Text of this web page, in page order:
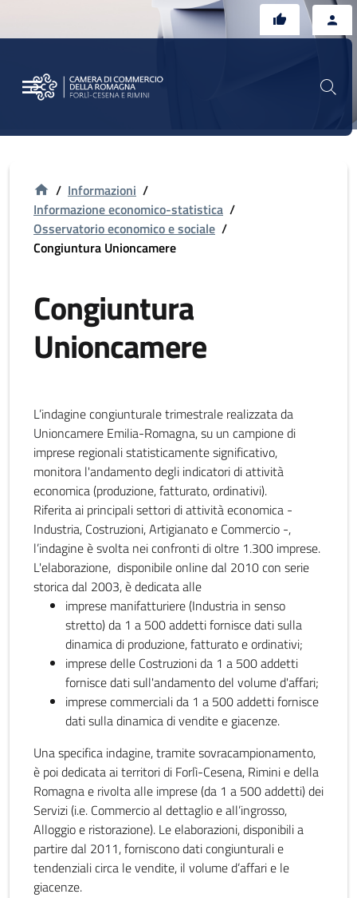
/ Informazioni /
Informazione economico-statistica /
Osservatorio economico e sociale /
Congiuntura Unioncamere
Congiuntura
Unioncamere
L’indagine congiunturale trimestrale realizzata da
Unioncamere Emilia-Romagna, su un campione di
imprese regionali statisticamente significativo,
monitora l'andamento degli indicatori di attività
economica (produzione, fatturato, ordinativi).
Riferita ai principali settori di attività economica -
Industria, Costruzioni, Artigianato e Commercio -,
l’indagine è svolta nei confronti di oltre 1.300 imprese.
L'elaborazione, disponibile online dal 2010 con serie
storica dal 2003, è dedicata alle
imprese manifatturiere (Industria in senso
stretto) da 1 a 500 addetti fornisce dati sulla
dinamica di produzione, fatturato e ordinativi;
imprese delle Costruzioni da 1 a 500 addetti
fornisce dati sull'andamento del volume d'affari;
imprese commerciali da 1 a 500 addetti fornisce
dati sulla dinamica di vendite e giacenze.
Una specifica indagine, tramite sovracampionamento,
è poi dedicata ai territori di Forlì-Cesena, Rimini e della
Romagna e rivolta alle imprese (da 1 a 500 addetti) dei
Servizi (i.e. Commercio al dettaglio e all’ingrosso,
Alloggio e ristorazione). Le elaborazioni, disponibili a
partire dal 2011, forniscono dati congiunturali e
tendenziali circa le vendite, il volume d’affari e le
giacenze.